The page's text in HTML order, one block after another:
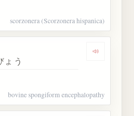
scorzonera (Scorzonera hispanica)
Dengarkan
ょう
bovine spongiform encephalopathy